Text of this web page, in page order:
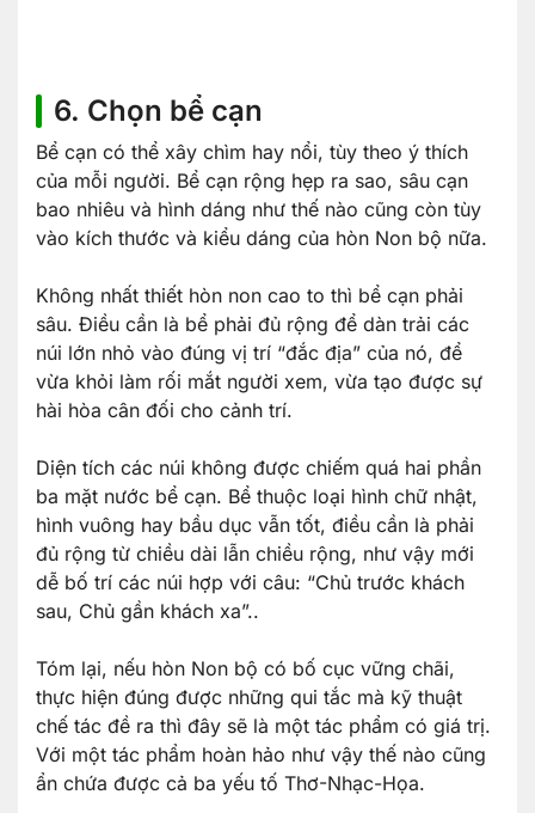
6. Chọn bể cạn
Bể cạn có thể xây chìm hay nổi, tùy theo ý thích
của mỗi người. Bể cạn rộng hẹp ra sao, sâu cạn
bao nhiêu và hình dáng như thế nào cũng còn tùy
vào kích thước và kiểu dáng của hòn Non bộ nữa.
Không nhất thiết hòn non cao to thì bể cạn phải
sâu. Điều cần là bể phải đủ rộng để dàn trải các
núi lớn nhỏ vào đúng vị trí “đắc địa” của nó, để
vừa khỏi làm rối mắt người xem, vừa tạo được sự
hài hòa cân đối cho cảnh trí.
Diện tích các núi không được chiếm quá hai phần
ba mặt nước bể cạn. Bể thuộc loại hình chữ nhật,
hình vuông hay bầu dục vẫn tốt, điều cần là phải
đủ rộng từ chiều dài lẫn chiều rộng, như vậy mới
dễ bố trí các núi hợp với câu: “Chủ trước khách
sau, Chủ gần khách xa”..
Tóm lại, nếu hòn Non bộ có bố cục vững chãi,
thực hiện đúng được những qui tắc mà kỹ thuật
chế tác đề ra thì đây sẽ là một tác phẩm có giá trị.
Với một tác phẩm hoàn hảo như vậy thế nào cũng
ẩn chứa được cả ba yếu tố Thơ-Nhạc-Họa.